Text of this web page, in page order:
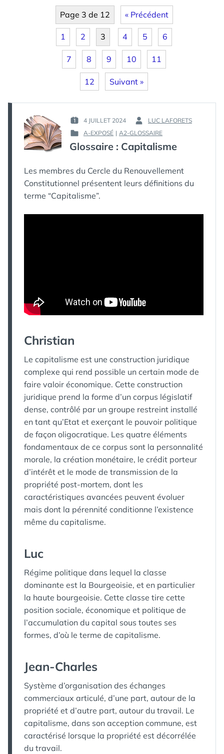
Page 3 de 12 « Précédent
1 2 3 4 5 6
7 8 9 10 11
12 Suivant »
PUBLIÉ
LE :
4 JUILLET 2024
PAR :
LUC LAFORETS
PUBLIÉ
DANS
A-EXPOSÉ | A2-GLOSSAIRE
Glossaire : Capitalisme
Les membres du Cercle du Renouvellement
Constitutionnel présentent leurs définitions du
terme “Capitalisme”.
Christian
Le capitalisme est une construction juridique
complexe qui rend possible un certain mode de
faire valoir économique. Cette construction
juridique prend la forme d’un corpus législatif
dense, contrôlé par un groupe restreint installé
en tant qu’Etat et exerçant le pouvoir politique
de façon oligocratique. Les quatre éléments
fondamentaux de ce corpus sont la personnalité
morale, la création monétaire, le crédit porteur
d’intérêt et le mode de transmission de la
propriété post-mortem, dont les
caractéristiques avancées peuvent évoluer
mais dont la pérennité conditionne l’existence
même du capitalisme.
Luc
Régime politique dans lequel la classe
dominante est la Bourgeoisie, et en particulier
la haute bourgeoisie. Cette classe tire cette
position sociale, économique et politique de
l’accumulation du capital sous toutes ses
formes, d’où le terme de capitalisme.
Jean-Charles
Système d’organisation des échanges
commerciaux articulé, d’une part, autour de la
propriété et d’autre part, autour du travail. Le
capitalisme, dans son acception commune, est
caractérisé lorsque la propriété est décorrélée
du travail.